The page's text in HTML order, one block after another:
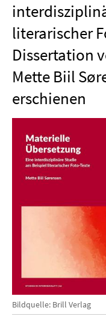
literarischer
Dissertation
Mette Biil
erschienen
Bildquelle: Brill Verlag